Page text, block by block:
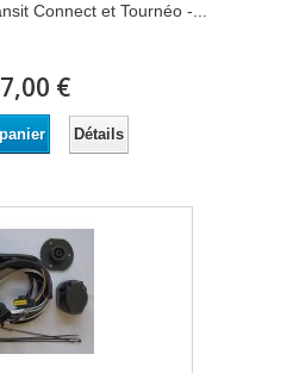
Connect et Tournéo -...
€
Détails